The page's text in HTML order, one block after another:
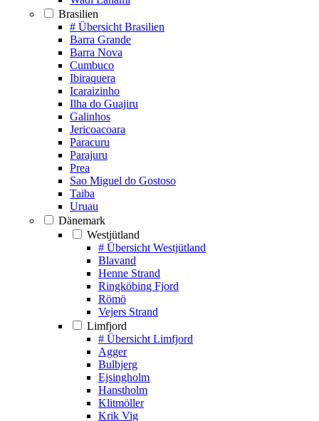
Brasilien
# Übersicht Brasilien
Barra Grande
Barra Nova
Cumbuco
Ibiraquera
Icaraizinho
Ilha do Guajiru
Galinhos
Jericoacoara
Paracuru
Parajuru
Prea
Sao Miguel do Gostoso
Taiba
Uruau
Dänemark
Westjütland
# Übersicht Westjütland
Blavand
Henne Strand
Ringköbing Fjord
Römö
Vejers Strand
Limfjord
# Übersicht Limfjord
Agger
Bulbjerg
Ejsingholm
Hanstholm
Klitmöller
Krik Vig